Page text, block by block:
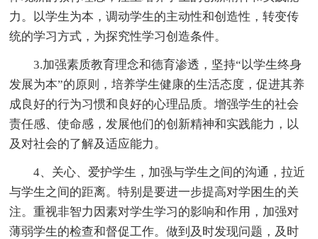
力。以学生为本，调动学生的主动性和创造性，转变传
统的学习方式，为探究性学习创造条件。
3.加强素质教育理念和德育渗透，坚持“以学生终身
发展为本”的原则，培养学生健康的生活态度，促进其养
成良好的行为习惯和良好的心理品质。增强学生的社会
责任感、使命感，发展他们的创新精神和实践能力，以
及对社会的了解及适应能力。
4、关心、爱护学生，加强与学生之间的沟通，拉近
与学生之间的距离。特别是要进一步提高对学困生的关
注。重视非智力因素对学生学习的影响和作用，加强对
薄弱学生的检查和督促工作。做到及时发现问题，及时